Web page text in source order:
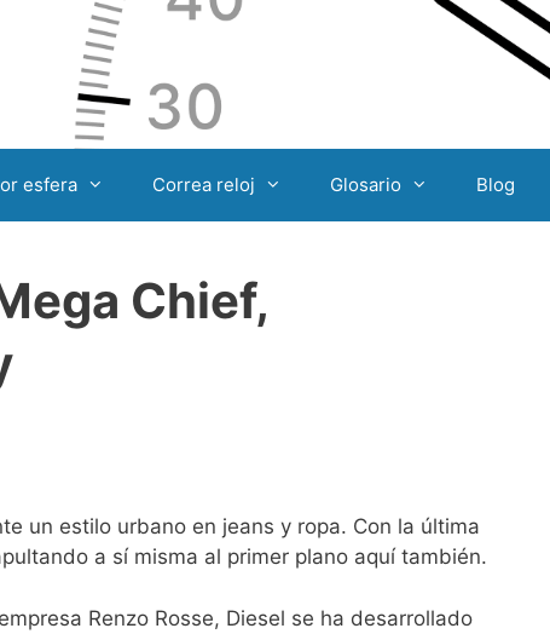
esfera Correa reloj Glosario Blog
Chief,
un estilo urbano en jeans y ropa. Con la última
a sí misma al primer plano aquí también.
Renzo Rosse, Diesel se ha desarrollado